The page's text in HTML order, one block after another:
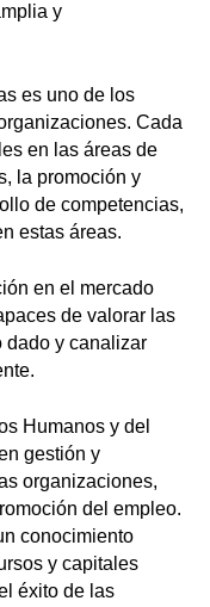
y
es uno de los
Cada
en las áreas de
la promoción y
de competencias,
estas áreas.
en el mercado
de valorar las
dado y canalizar
Humanos y del
gestión y
organizaciones,
del empleo.
conocimiento
y capitales
éxito de las